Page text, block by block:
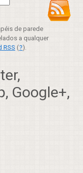
de parede
a qualquer
RSS (?).
Google+,